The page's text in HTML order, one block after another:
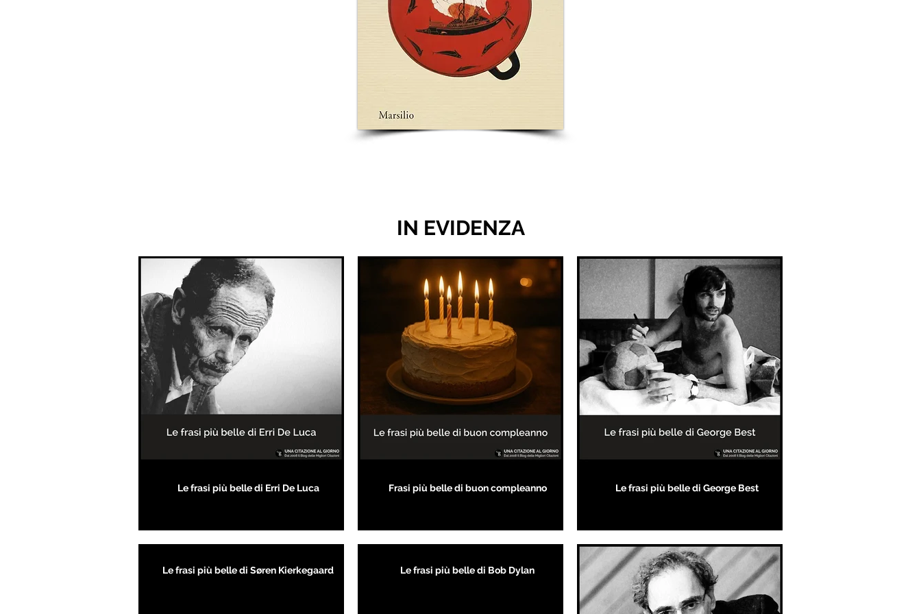
IN EVIDENZA
Le frasi più belle di Erri De Luca Frasi più belle di buon compleanno Le frasi più belle di George Best
Le frasi più belle di Søren Kierkegaard Le frasi più belle di Bob Dylan